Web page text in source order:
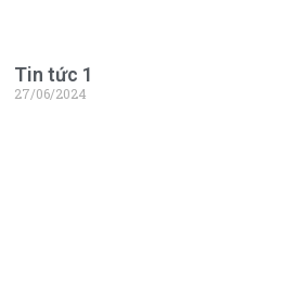
Tin tức 1
27/06/2024